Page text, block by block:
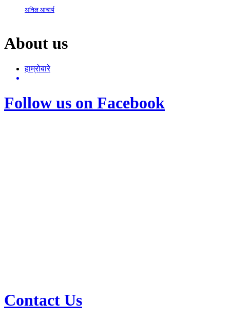
अनिल आचार्य
About us
हाम्रोबारे
Follow us on Facebook
Contact Us